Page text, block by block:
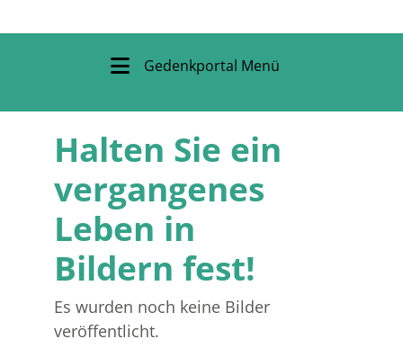
Gedenkportal Menü
Halten Sie ein
vergangenes
Leben in
Bildern fest!
Es wurden noch keine Bilder
veröffentlicht.